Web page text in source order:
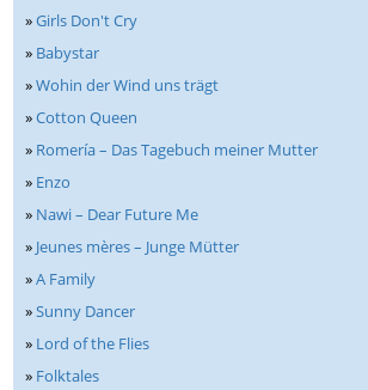
»Girls Don't Cry
» Babystar
»Wohin der Wind uns trägt
»Cotton Queen
» Romería – Das Tagebuch meiner Mutter
» Enzo
» Nawi – Dear Future Me
» Jeunes mères – Junge Mütter
»A Family
»Sunny Dancer
» Lord of the Flies
» Folktales